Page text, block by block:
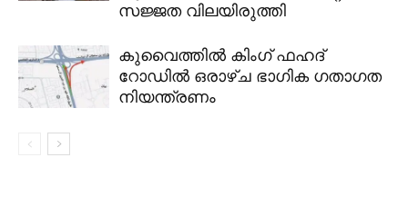
സജ്ജത വിലയിരുത്തി
കുവൈത്തിൽ കിംഗ് ഫഹദ്
റോഡിൽ ഒരാഴ്ച ഭാഗിക ഗതാഗത
നിയന്ത്രണം